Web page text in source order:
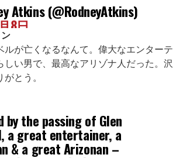
Atkins (@RodneyAtkins)
8日
ルが亡くなるなんて。偉大なエンターテ
しい男で、最高なアリゾナ人だった。沢
とう。
by the passing of Glen
a great entertainer, a
& a great Arizonan –